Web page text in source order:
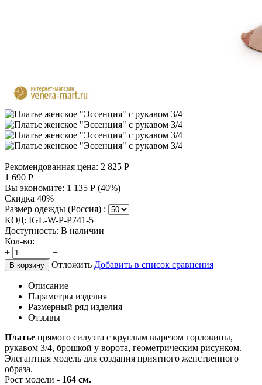
Рекомендованная цена: 2 825 Р
1 690 Р
Вы экономите: 1 135 Р (40%)
Скидка 40%
Размер одежды (Россия) :
КОД: IGL-W-P-P741-5
Доступность: В наличии
Кол-во:
+
−
В корзину Отложить Добавить в список сравнения
Описание
Параметры изделия
Размерный ряд изделия
Отзывы
Платье прямого силуэта с круглым вырезом горловины,
рукавом 3/4, брошкой у ворота, геометрическим рисунком.
Элегантная модель для создания приятного женственного
образа.
Рост модели - 164 см.